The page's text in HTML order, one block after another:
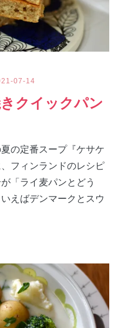
07-14
クイックパン
の定番スープ『ケサケ
フィンランドのレシピ
「ライ麦パンとどう
えばデンマークとスウ